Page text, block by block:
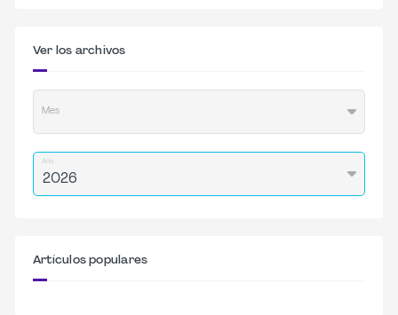
Artículos populares
Ver los archivos
Mes
Año